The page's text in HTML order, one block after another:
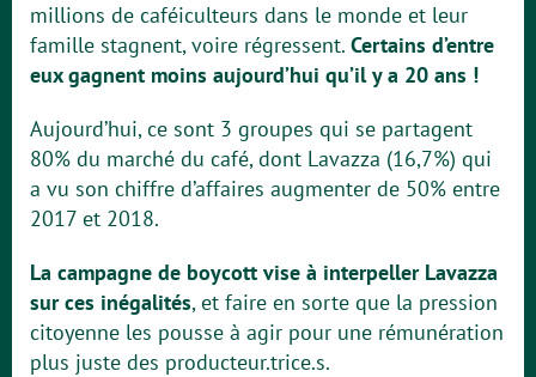
millions de caféiculteurs dans le monde et leur
famille stagnent, voire régressent. Certains d’entre
eux gagnent moins aujourd’hui qu’il y a 20 ans !
Aujourd’hui, ce sont 3 groupes qui se partagent
80% du marché du café, dont Lavazza (16,7%) qui
a vu son chiffre d’affaires augmenter de 50% entre
2017 et 2018.
La campagne de boycott vise à interpeller Lavazza
sur ces inégalités, et faire en sorte que la pression
citoyenne les pousse à agir pour une rémunération
plus juste des producteur.trice.s.